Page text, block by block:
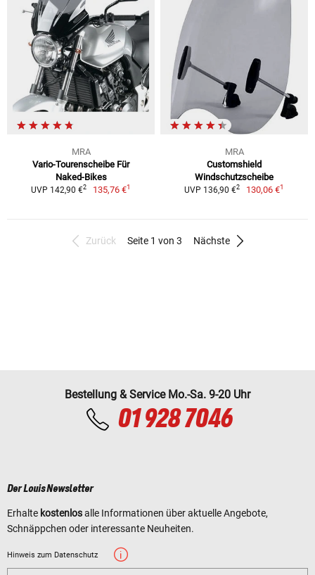
MRA
Vario-Tourenscheibe Für
Naked-Bikes
UVP 142,90 €2 135,76 €1
MRA
Customshield
Windschutzscheibe
UVP 136,90 €2 130,06 €1
Zurück Seite 1 von 3 Nächste
Bestellung & Service Mo.-Sa. 9-20 Uhr
01 928 7046
Der Louis Newsletter
Erhalte kostenlosalle Informationen über aktuelle Angebote,
Schnäppchen oder interessante Neuheiten.
Hinweis zum Datenschutz